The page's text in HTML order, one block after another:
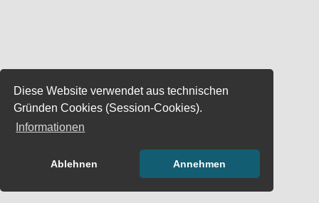
Diese Website verwendet aus technischen
Gründen Cookies (Session-Cookies).
Informationen
Ablehnen Annehmen